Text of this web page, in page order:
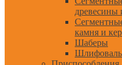
древесины
камня и
Шаберы